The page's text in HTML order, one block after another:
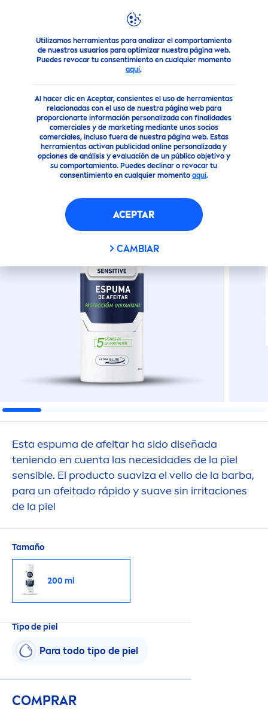
Utilizamos herramientas para analizar el comportamiento
de nuestros usuarios para optimizar nuestra página web.
Puedes revocar tu consentimiento en cualquier momento
aquí.
Al hacer clic en Aceptar, consientes el uso de herramientas
relacionadas con el uso de nuestra página web para
proporcionarte información personalizada con finalidades
comerciales y de marketing mediante unos socios
comerciales, incluso fuera de nuestra página web. Estas
herramientas activan publicidad online personalizada y
opciones de análisis y evaluación de un público objetivo y
su comportamiento. Puedes declinar o revocar tu
consentimiento en cualquier momento aquí.
ACEPTAR
CAMBIAR
Nuestros Productos Lo que todo Hombre necesita
(5)
NIVEA MEN SENSITIVE
ESPUMA DE AFEITAR
Esta espuma de afeitar ha sido diseñada
teniendo en cuenta las necesidades de la piel
sensible. El producto suaviza el vello de la barba,
para un afeitado rápido y suave sin irritaciones
de la piel
Tamaño
200 ml
Tipo de piel
Para todo tipo de piel
COMPRAR